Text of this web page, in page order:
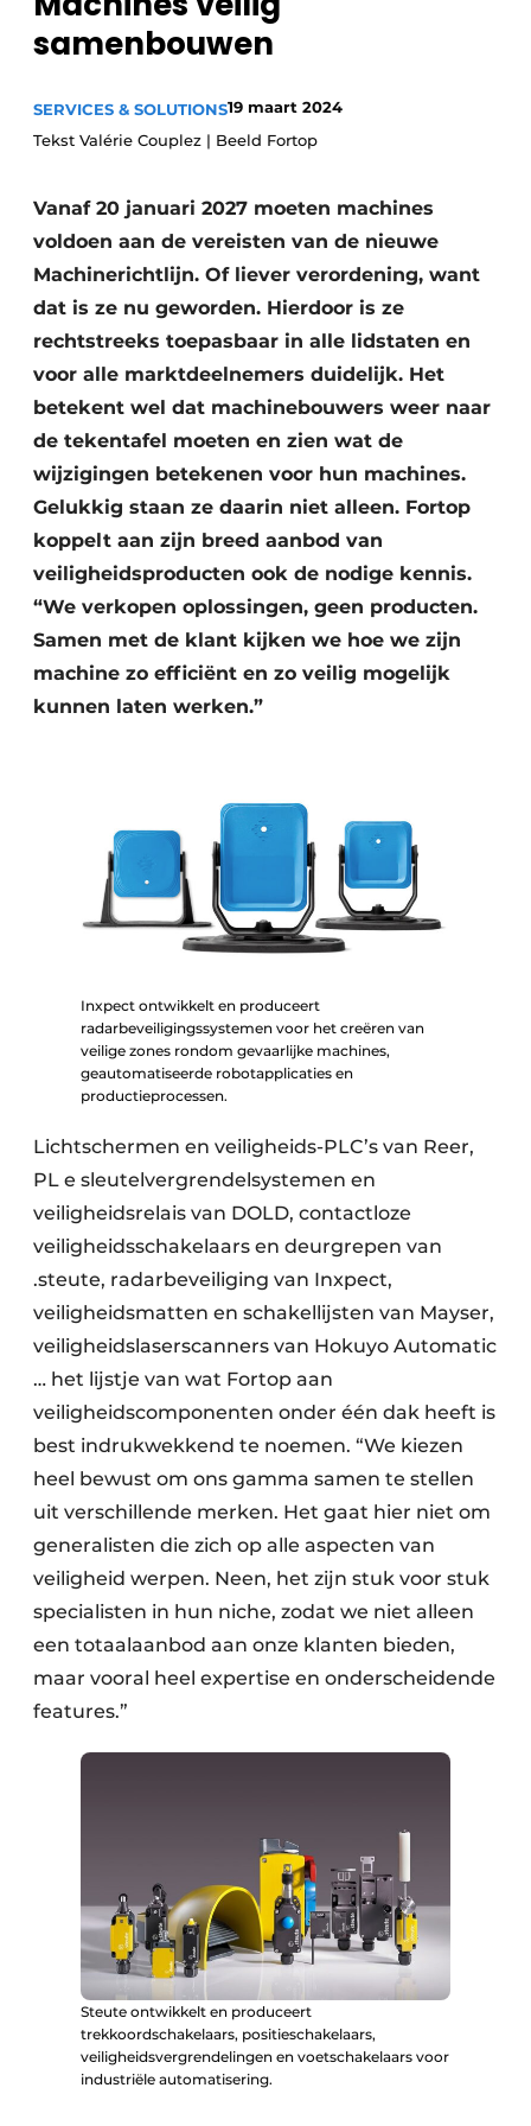
Privacy / Cookie statement
Vacatures
Video’s
samenbouwen
SERVICES & SOLUTIONS19 maart 2024
Tekst Valérie Couplez | Beeld Fortop
Vanaf 20 januari 2027 moeten machines
voldoen aan de vereisten van de nieuwe
Machinerichtlijn. Of liever verordening, want
dat is ze nu geworden. Hierdoor is ze
rechtstreeks toepasbaar in alle lidstaten en
voor alle marktdeelnemers duidelijk. Het
betekent wel dat machinebouwers weer naar
de tekentafel moeten en zien wat de
wijzigingen betekenen voor hun machines.
Gelukkig staan ze daarin niet alleen. Fortop
koppelt aan zijn breed aanbod van
veiligheidsproducten ook de nodige kennis.
“We verkopen oplossingen, geen producten.
Samen met de klant kijken we hoe we zijn
machine zo efficiënt en zo veilig mogelijk
kunnen laten werken.”
Inxpect ontwikkelt en produceert
radarbeveiligingssystemen voor het creëren van
veilige zones rondom gevaarlijke machines,
geautomatiseerde robotapplicaties en
productieprocessen.
Lichtschermen en veiligheids-PLC’s van Reer,
PL e sleutelvergrendelsystemen en
veiligheidsrelais van DOLD, contactloze
veiligheidsschakelaars en deurgrepen van
.steute, radarbeveiliging van Inxpect,
veiligheidsmatten en schakellijsten van Mayser,
veiligheidslaserscanners van Hokuyo Automatic
… het lijstje van wat Fortop aan
veiligheidscomponenten onder één dak heeft is
best indrukwekkend te noemen. “We kiezen
heel bewust om ons gamma samen te stellen
uit verschillende merken. Het gaat hier niet om
generalisten die zich op alle aspecten van
veiligheid werpen. Neen, het zijn stuk voor stuk
specialisten in hun niche, zodat we niet alleen
een totaalaanbod aan onze klanten bieden,
maar vooral heel expertise en onderscheidende
features.”
Steute ontwikkelt en produceert
trekkoordschakelaars, positieschakelaars,
veiligheidsvergrendelingen en voetschakelaars voor
industriële automatisering.